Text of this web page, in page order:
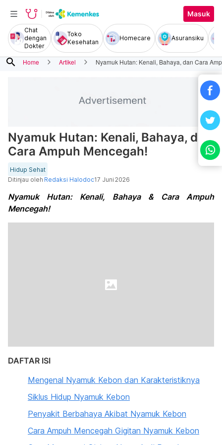
Masuk
Chat
dengan
Dokter
Toko
Kesehatan
Homecare Asuransiku
search Home Artikel Nyamuk Hutan: Kenali, Bahaya, dan Cara
Nyamuk Hutan: Kenali, Bahaya, dan
Cara Ampuh Mencegah!
Hidup Sehat
Ditinjau oleh Redaksi Halodoc17 Juni 2026
Nyamuk Hutan: Kenali, Bahaya & Cara Ampuh
Mencegah!
DAFTAR ISI
Mengenal Nyamuk Kebon dan Karakteristiknya
Siklus Hidup Nyamuk Kebon
Penyakit Berbahaya Akibat Nyamuk Kebon
Cara Ampuh Mencegah Gigitan Nyamuk Kebon